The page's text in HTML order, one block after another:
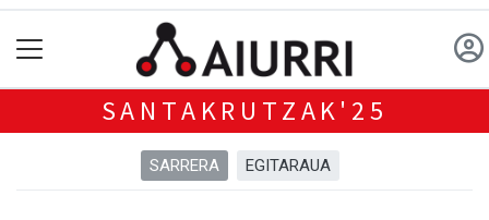
SANTAKRUTZAK'25
SARRERA EGITARAUA